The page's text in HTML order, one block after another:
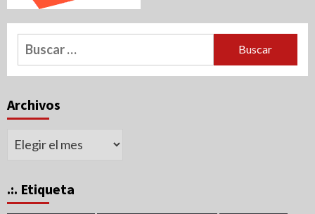
Buscar:
Archivos
Archivos
.:. Etiqueta